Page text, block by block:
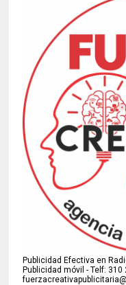
Publicidad Efectiva en
Publicidad móvil - Telf: 310